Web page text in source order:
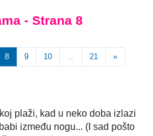
- Strana 8
8 9 10 ... 21 »
plaži, kad u neko doba izlazi
između nogu... (I sad pošto